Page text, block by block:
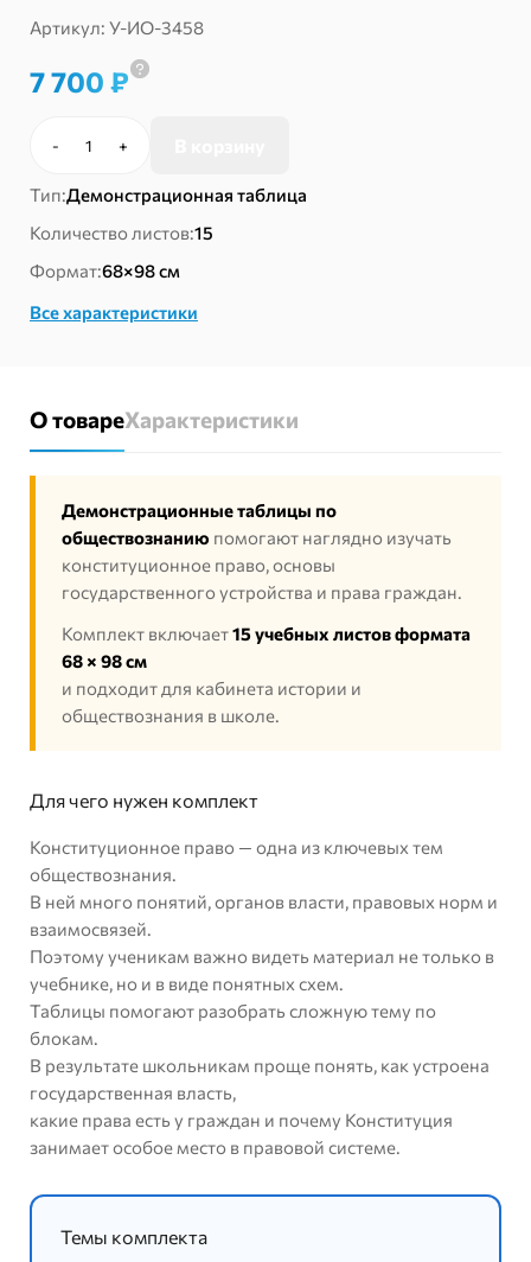
Артикул: У-ИО-3458
7 700 ₽
-
Количество
Демонстрационные
таблицы
право»
+
Тип:Демонстрационная таблица
Количество листов:15
Формат:68×98 см
Все характеристики
О товареХарактеристики
Демонстрационные таблицы по
обществознанию помогают наглядно изучать
конституционное право, основы
государственного устройства и права граждан.
Комплект включает15 учебных листов формата
68 × 98 см
и подходит для кабинета истории и
обществознания в школе.
Для чего нужен комплект
Конституционное право — одна из ключевых тем
обществознания.
В ней много понятий, органов власти, правовых норм и
взаимосвязей.
Поэтому ученикам важно видеть материал не только в
учебнике, но и в виде понятных схем.
Таблицы помогают разобрать сложную тему по
блокам.
В результате школьникам проще понять, как устроена
государственная власть,
какие права есть у граждан и почему Конституция
занимает особое место в правовой системе.
Темы комплекта